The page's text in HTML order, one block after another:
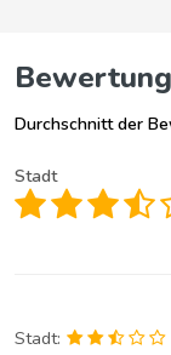
Durchschnitt der
Stadt
Stadt: